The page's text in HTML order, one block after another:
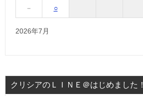
－
○
2026年7月
クリシアのＬＩＮＥ＠はじめました！